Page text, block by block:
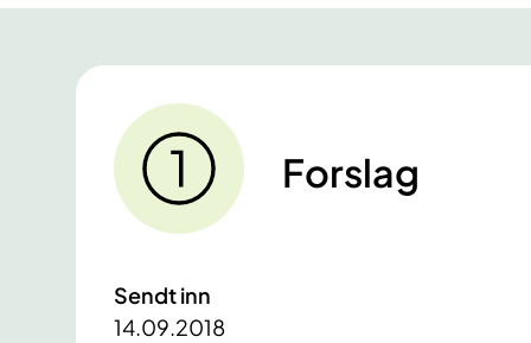
Forslag
Sendt inn
14.09.2018